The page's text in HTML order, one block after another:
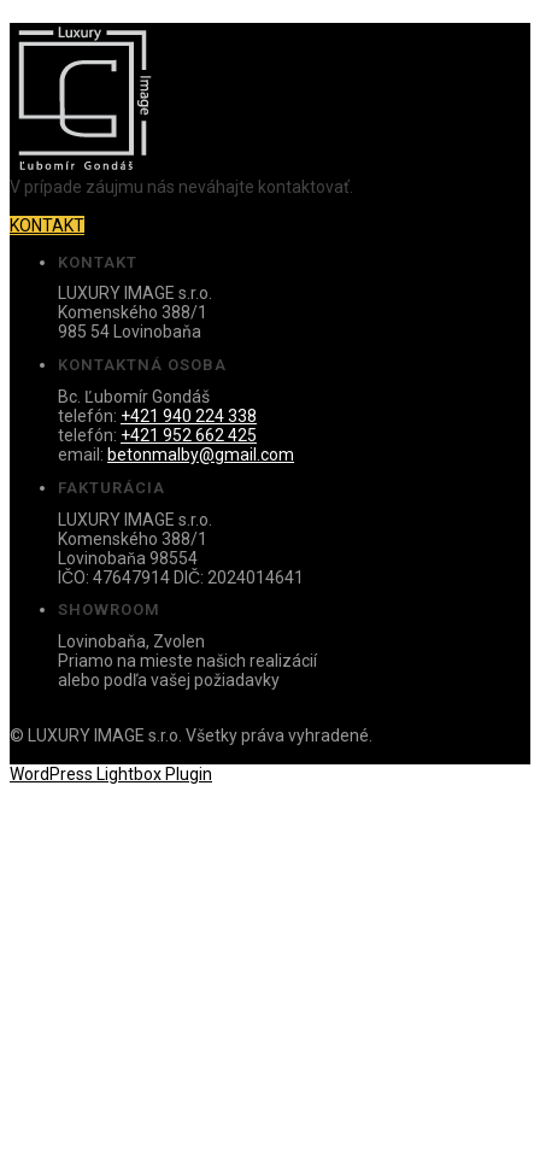
V prípade záujmu nás neváhajte kontaktovať.
KONTAKT
KONTAKT
LUXURY IMAGE s.r.o.
Komenského 388/1
985 54 Lovinobaňa
KONTAKTNÁ OSOBA
Bc. Ľubomír Gondáš
telefón: +421 940 224 338
telefón: +421 952 662 425
email: betonmalby@gmail.com
FAKTURÁCIA
LUXURY IMAGE s.r.o.
Komenského 388/1
Lovinobaňa 98554
IČO: 47647914 DIČ: 2024014641
SHOWROOM
Lovinobaňa, Zvolen
Priamo na mieste našich realizácií
alebo podľa vašej požiadavky
© LUXURY IMAGE s.r.o. Všetky práva vyhradené.
WordPress Lightbox Plugin